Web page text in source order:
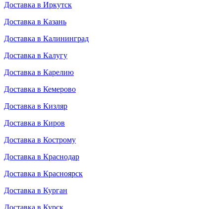
Доставка в Иркутск
Доставка в Казань
Доставка в Калининград
Доставка в Калугу
Доставка в Карелию
Доставка в Кемерово
Доставка в Кизляр
Доставка в Киров
Доставка в Кострому
Доставка в Краснодар
Доставка в Красноярск
Доставка в Курган
Доставка в Курск